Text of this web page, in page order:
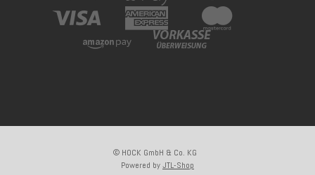
© HOCK GmbH & Co. KG
Powered byJTL-Shop